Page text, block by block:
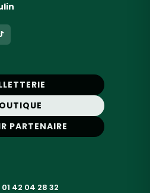
PARTENAIRE
01 42 04 28 32